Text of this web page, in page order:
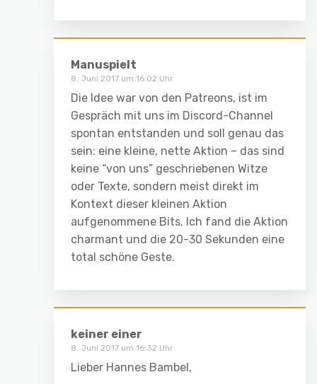
Manuspielt
8. Juni 2017 um 16:02 Uhr
Die Idee war von den Patreons, ist im
Gespräch mit uns im Discord-Channel
spontan entstanden und soll genau das
sein: eine kleine, nette Aktion – das sind
keine “von uns” geschriebenen Witze
oder Texte, sondern meist direkt im
Kontext dieser kleinen Aktion
aufgenommene Bits. Ich fand die Aktion
charmant und die 20-30 Sekunden eine
total schöne Geste.
keiner einer
8. Juni 2017 um 16:32 Uhr
Lieber Hannes Bambel,